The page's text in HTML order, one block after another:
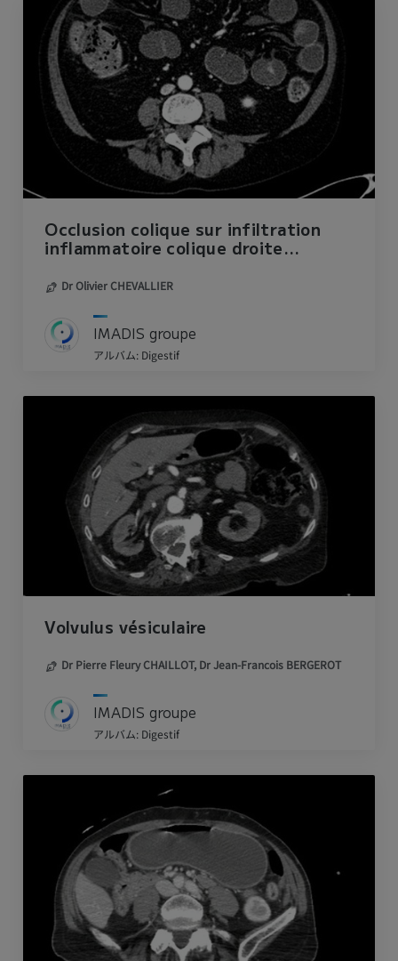
Occlusion colique sur infiltration
inflammatoire colique droite
Dr Olivier CHEVALLIER
IMADIS groupe
アルバム: Digestif
Volvulus vésiculaire
Dr Pierre Fleury CHAILLOT, Dr Jean-Francois BERGEROT
IMADIS groupe
アルバム: Digestif